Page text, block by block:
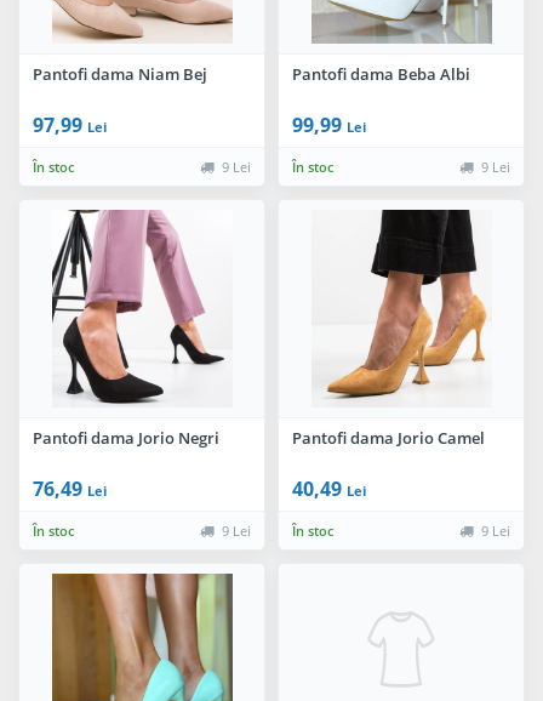
Pantofi dama Niam Bej
97,99 Lei
În stoc 9 Lei
Pantofi dama Beba Albi
99,99 Lei
În stoc 9 Lei
Pantofi dama Jorio Negri
76,49 Lei
În stoc 9 Lei
Pantofi dama Jorio Camel
40,49 Lei
În stoc 9 Lei